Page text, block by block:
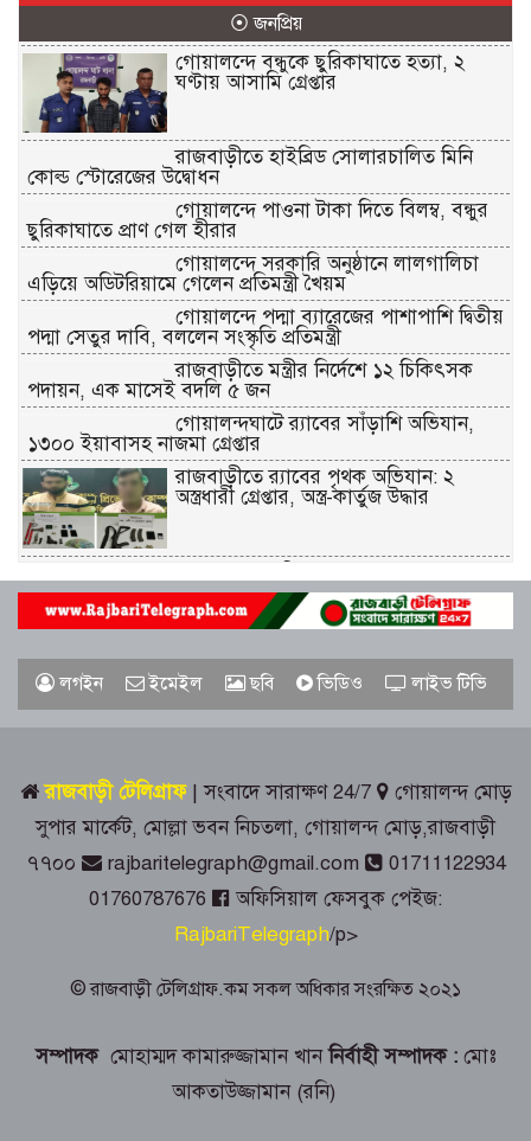
⦿ জনপ্রিয়
গোয়ালন্দে বন্ধুকে ছুরিকাঘাতে হত্যা, ২
ঘণ্টায় আসামি গ্রেপ্তার
রাজবাড়ীতে হাইব্রিড সোলারচালিত মিনি
কোল্ড স্টোরেজের উদ্বোধন
গোয়ালন্দে পাওনা টাকা দিতে বিলম্ব, বন্ধুর
ছুরিকাঘাতে প্রাণ গেল হীরার
গোয়ালন্দে সরকারি অনুষ্ঠানে লালগালিচা
এড়িয়ে অডিটরিয়ামে গেলেন প্রতিমন্ত্রী খৈয়ম
গোয়ালন্দে পদ্মা ব্যারেজের পাশাপাশি দ্বিতীয়
পদ্মা সেতুর দাবি, বললেন সংস্কৃতি প্রতিমন্ত্রী
রাজবাড়ীতে মন্ত্রীর নির্দেশে ১২ চিকিৎসক
পদায়ন, এক মাসেই বদলি ৫ জন
গোয়ালন্দঘাটে র‌্যাবের সাঁড়াশি অভিযান,
১৩০০ ইয়াবাসহ নাজমা গ্রেপ্তার
রাজবাড়ীতে র‌্যাবের পৃথক অভিযান: ২
অস্ত্রধারী গ্রেপ্তার, অস্ত্র-কার্তুজ উদ্ধার
হামলার ঘটনায় বিশু সরদার গ্রেপ্তার
গোয়ালন্দে জুলাই গণঅভ্যুত্থান দিবস পালিত
আগস্ট গণঅভ্যুত্থান দিবস পালিত
জুলাই স্মৃতিস্তম্ভে রাজবাড়ী জেলা পুলিশ-
প্রশাসনের শ্রদ্ধাঞ্জলি
মামলার আসামি রিনা গ্রেপ্তার
রাজবাড়ীতে জুলাই গণঅভ্যুত্থান দিবস
পালনে দিনব্যাপী নানা কর্মসূচি
লগইন ইমেইল ছবি ভিডিও লাইভ টিভি
রাজবাড়ী টেলিগ্রাফ | সংবাদে সারাক্ষণ 24/7
গোয়ালন্দ মোড়
সুপার মার্কেট, মোল্লা ভবন নিচতলা, গোয়ালন্দ মোড়,রাজবাড়ী
৭৭০০
rajbaritelegraph@gmail.com
01711122934
01760787676
অফিসিয়াল ফেসবুক পেইজ:
RajbariTelegraph/p>
© রাজবাড়ী টেলিগ্রাফ.কম সকল অধিকার সংরক্ষিত ২০২১
সম্পাদক মোহাম্মদ কামারুজ্জামান খাননির্বাহী সম্পাদক :মোঃ
আকতাউজ্জামান (রনি)